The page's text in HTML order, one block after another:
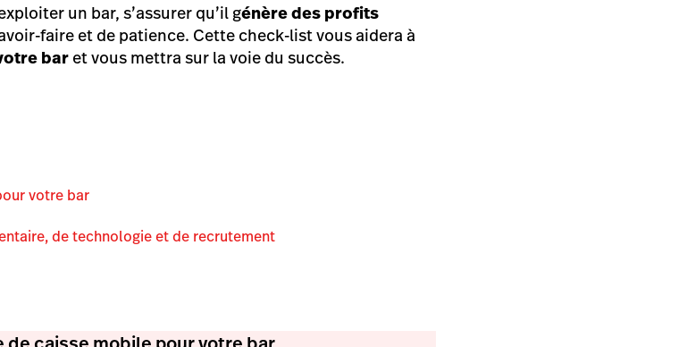
un bar, s’assurer qu’il génère des profits
faire et de patience. Cette check-list vous aidera à
bar et vous mettra sur la voie du succès.
votre bar
de technologie et de recrutement